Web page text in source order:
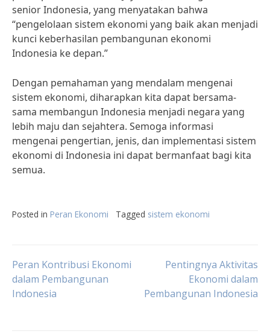
senior Indonesia, yang menyatakan bahwa
“pengelolaan sistem ekonomi yang baik akan menjadi
kunci keberhasilan pembangunan ekonomi
Indonesia ke depan.”
Dengan pemahaman yang mendalam mengenai
sistem ekonomi, diharapkan kita dapat bersama-
sama membangun Indonesia menjadi negara yang
lebih maju dan sejahtera. Semoga informasi
mengenai pengertian, jenis, dan implementasi sistem
ekonomi di Indonesia ini dapat bermanfaat bagi kita
semua.
Posted in Peran Ekonomi Tagged sistem ekonomi
Post
navigation
Peran Kontribusi Ekonomi
dalam Pembangunan
Indonesia
Pentingnya Aktivitas
Ekonomi dalam
Pembangunan Indonesia